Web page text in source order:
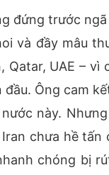
đứng trước
và đầy mâu
Qatar, UAE –
đầu. Ông cam
này.
chưa hề tấn
chóng bị